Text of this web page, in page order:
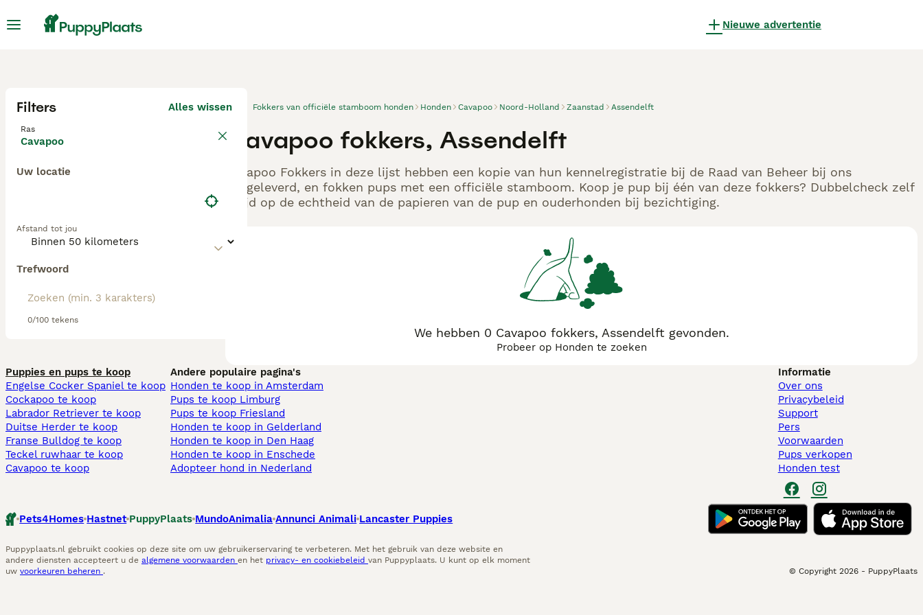
Nieuwe advertentie
Filters Alles wissen
Ras
Cavapoo
Uw locatie
Afstand tot jou
Trefwoord
0/100 tekens
Fokkers van officiële stamboom honden Honden Cavapoo Noord-Holland Zaanstad Assendelft
Cavapoo fokkers, Assendelft
Cavapoo Fokkers in deze lijst hebben een kopie van hun kennelregistratie bij de Raad van Beheer bij ons
aangeleverd, en fokken pups met een officiële stamboom. Koop je pup bij één van deze fokkers? Dubbelcheck zelf
altijd op de echtheid van de papieren van de pup en ouderhonden bij bezichtiging.
We hebben 0 Cavapoo fokkers, Assendelft gevonden.
Probeer op Honden te zoeken
Puppies en pups te koop
Engelse Cocker Spaniel te koop
Cockapoo te koop
Labrador Retriever te koop
Duitse Herder te koop
Franse Bulldog te koop
Teckel ruwhaar te koop
Cavapoo te koop
Andere populaire pagina's
Honden te koop in Amsterdam
Pups te koop Limburg​
Pups te koop Friesland​
Honden te koop in Gelderland
Honden te koop in Den Haag
Honden te koop in Enschede
Adopteer hond in Nederland
Informatie
Over ons
Privacybeleid
Support
Pers
Voorwaarden
Pups verkopen
Honden test
Pets4Homes Hastnet PuppyPlaats MundoAnimalia Annunci Animali Lancaster Puppies
Puppyplaats.nl gebruikt cookies op deze site om uw gebruikerservaring te verbeteren. Met het gebruik van deze website en
andere diensten accepteert u de algemene voorwaarden en het privacy- en cookiebeleid van Puppyplaats. U kunt op elk moment
uw voorkeuren beheren . © Copyright 2026 - PuppyPlaats